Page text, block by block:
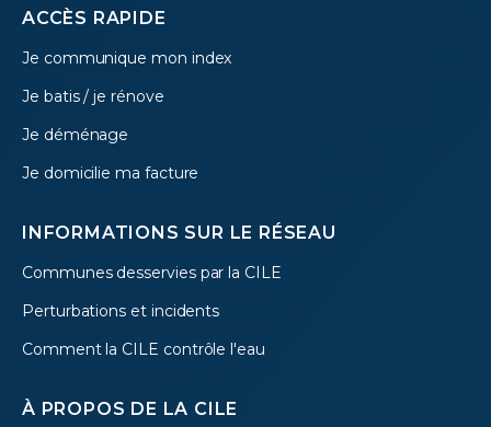
Footer
menu
ACCÈS RAPIDE
Je communique mon index
Je batis / je rénove
Je déménage
Je domicilie ma facture
INFORMATIONS SUR LE RÉSEAU
Communes desservies par la CILE
Perturbations et incidents
Comment la CILE contrôle l'eau
À PROPOS DE LA CILE